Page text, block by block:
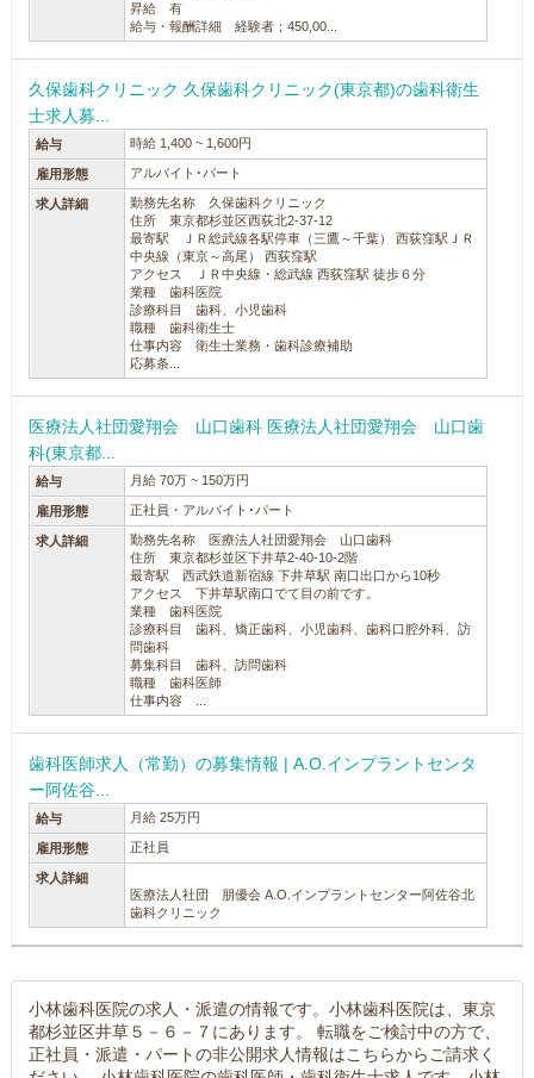
昇給 有
給与・報酬詳細 経験者；450,00...
久保歯科クリニック 久保歯科クリニック(東京都)の歯科衛生
士求人募...
給与 時給 1,400 ~ 1,600円
雇用形態 アルバイト･パート
求人詳細
勤務先名称 久保歯科クリニック
住所 東京都杉並区西荻北2-37-12
最寄駅 ＪＲ総武線各駅停車（三鷹～千葉） 西荻窪駅ＪＲ
中央線（東京～高尾） 西荻窪駅
アクセス ＪＲ中央線・総武線 西荻窪駅 徒歩６分
業種 歯科医院
診療科目 歯科、小児歯科
職種 歯科衛生士
仕事内容 衛生士業務・歯科診療補助
応募条...
医療法人社団愛翔会 山口歯科 医療法人社団愛翔会 山口歯
科(東京都...
給与 月給 70万 ~ 150万円
雇用形態 正社員・アルバイト･パート
求人詳細
勤務先名称 医療法人社団愛翔会 山口歯科
住所 東京都杉並区下井草2-40-10-2階
最寄駅 西武鉄道新宿線 下井草駅 南口出口から10秒
アクセス 下井草駅南口でて目の前です。
業種 歯科医院
診療科目 歯科、矯正歯科、小児歯科、歯科口腔外科、訪
問歯科
募集科目 歯科、訪問歯科
職種 歯科医師
仕事内容 ...
歯科医師求人（常勤）の募集情報 | A.O.インプラントセンタ
ー阿佐谷...
給与 月給 25万円
雇用形態 正社員
求人詳細
医療法人社団 朋優会 A.O.インプラントセンター阿佐谷北
歯科クリニック
小林歯科医院の求人・派遣の情報です。小林歯科医院は、東京
都杉並区井草５－６－７にあります。 転職をご検討中の方で、
正社員・派遣・パートの非公開求人情報はこちらからご請求く